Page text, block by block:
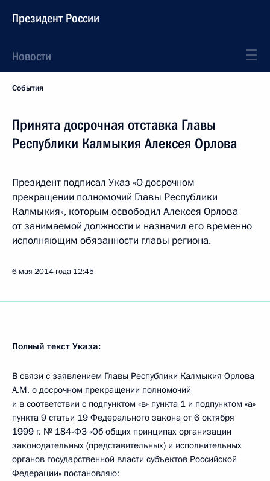
Президент России
Новости
События
Принята досрочная отставка Главы
Республики Калмыкия Алексея Орлова
Президент подписал Указ «О досрочном
прекращении полномочий Главы Республики
Калмыкия», которым освободил Алексея Орлова
от занимаемой должности и назначил его временно
исполняющим обязанности главы региона.
6 мая 2014 года 12:45
Полный текст Указа:
В связи с заявлением Главы Республики Калмыкия Орлова
А.М. о досрочном прекращении полномочий
и в соответствии с подпунктом «в» пункта 1 и подпунктом «а»
пункта 9 статьи 19 Федерального закона от 6 октября
1999 г. № 184-ФЗ «Об общих принципах организации
законодательных (представительных) и исполнительных
органов государственной власти субъектов Российской
Федерации» постановляю: